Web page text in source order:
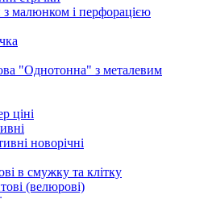
з малюнком і перфорацією
"Однотонна" з металевим
ціні
новорічні
в смужку та клітку
(велюрові)